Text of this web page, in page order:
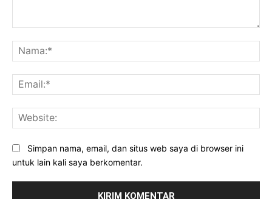
Simpan nama, email, dan situs web saya di browser ini
untuk lain kali saya berkomentar.